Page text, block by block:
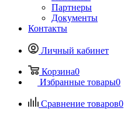
Партнеры
Документы
Контакты
Личный кабинет
Корзина0
Избранные товары0
Сравнение товаров0